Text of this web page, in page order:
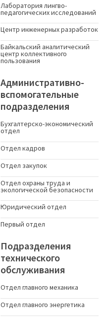
Лаборатория лингво-
педагогических исследований
Центр инженерных разработок
Байкальский аналитический
центр коллективного
пользования
Административно-
вспомогательные
подразделения
Бухгалтерско-экономический
отдел
Отдел кадров
Отдел закупок
Отдел охраны труда и
экологической безопасности
Юридический отдел
Первый отдел
Подразделения
технического
обслуживания
Отдел главного механика
Отдел главного энергетика